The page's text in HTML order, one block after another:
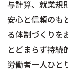
与計算、就業規
安心と信頼のも
る体制づくりを
とどまらず持続
労働者一人ひと